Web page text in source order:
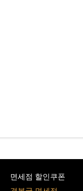
면세점 할인쿠폰